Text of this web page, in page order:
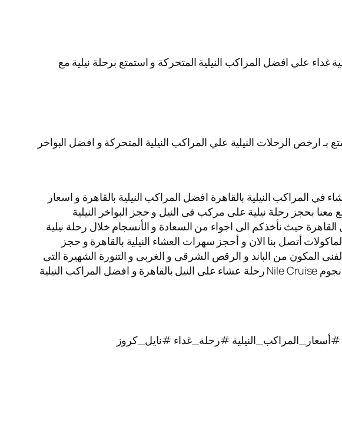
غداء علي افضل المراكب النيلية المتحركة و استمتع برحلة نيلية مع
ارخص الرحلات النيلية علي المراكب النيلية المتحركة و افضل البواخر
المراكب النيلية بالقاهرة افضل المراكب النيلية بالقاهرة و اسعار
معنا بحجز رحلة نيلية على مركب فى النيل و حجز البواخر النيلية
حيث نأخذكم الى اجواء من السعادة و الأنسجام خلال رحلة نيلية
أتصل بنا الان و أحجز سهرات العشاء النيلية بالقاهرة و حجز
مع العشاء بالإضافة الى البرنامج الفنى المكون من الباند و الرقص الشرقى و الغربى و التنورة الشهيرة التى
تتميز بألوانها الخلابة اتصل بنا الأن و احجز رحلات نيلية غداء و رحلات نيلية عشاء الباخرة نايل كروز VIP نجوم Nile Cruise رحلة عشاء على النيل بالقاهرة و افضل المراكب النيلية
#رحلة_غداء #نايل_كروز